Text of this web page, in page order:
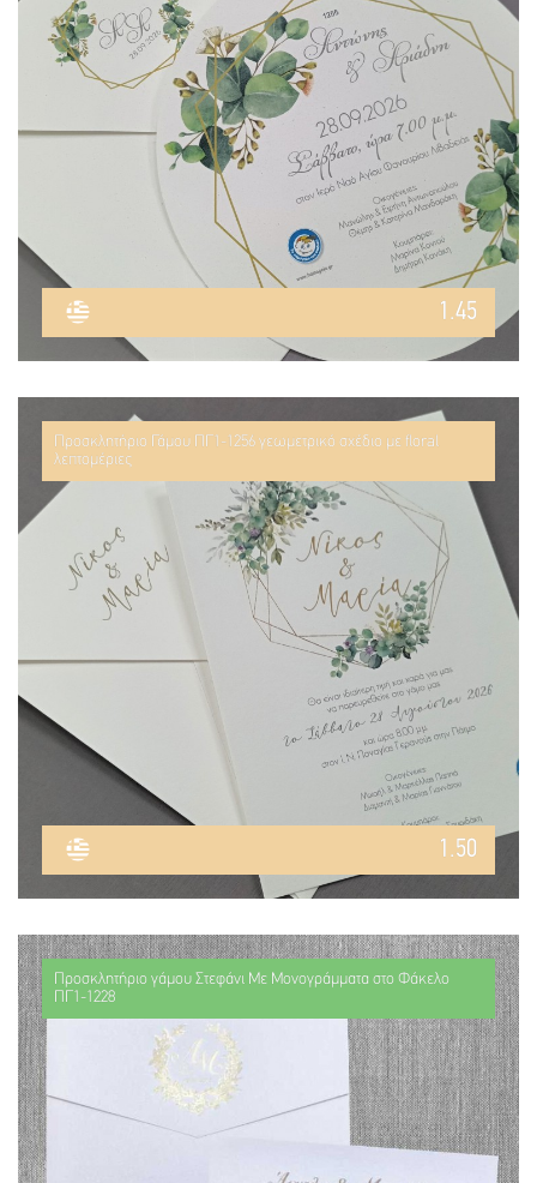
1.45
Προσκλητήριο Γάμου ΠΓ1-1256 γεωμετρικό σχέδιο με floral
λεπτομέριες
1.50
Προσκλητήριο γάμου Στεφάνι Με Μονογράμματα στο Φάκελο
ΠΓ1-1228